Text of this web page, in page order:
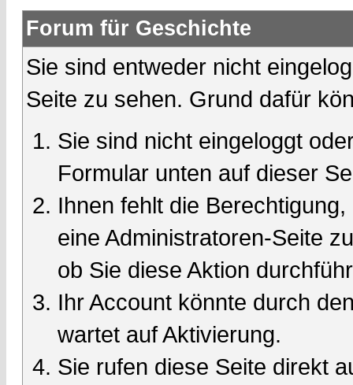
Forum für Geschichte
Sie sind entweder nicht
Seite zu sehen. Grund dafür
Sie sind nicht eingeloggt
Formular unten auf dieser
Ihnen fehlt die
eine Administratoren-Seite
ob Sie diese Aktion
Ihr Account könnte durch
wartet auf Aktivierung.
Sie rufen diese Seite direkt